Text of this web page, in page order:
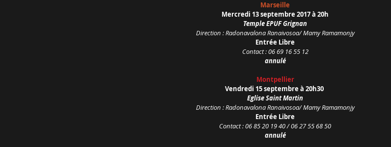
Marseille
Mercredi 13 septembre 2017 à 20h
Temple EPUF Grignan
Direction : Radonavalona Ranaivosoa/ Mamy Ramamonjy
Entrée Libre
Contact : 06 69 16 55 12
annulé
Montpellier
Vendredi 15 septembre à 20h30
Eglise Saint Martin
Direction : Radonavalona Ranaivosoa/ Mamy Ramamonjy
Entrée Libre
Contact : 06 85 20 19 40 / 06 27 55 68 50
annulé